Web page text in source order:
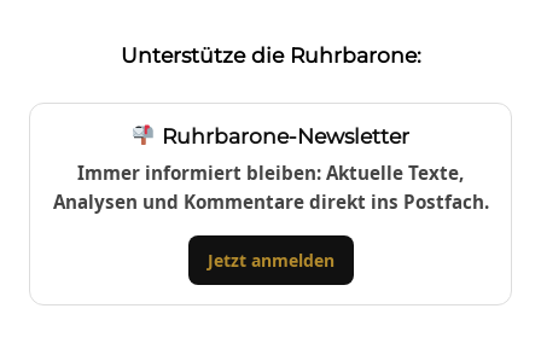
Unterstütze die Ruhrbarone:
Ruhrbarone-Newsletter
Immer informiert bleiben: Aktuelle Texte,
Analysen und Kommentare direkt ins Postfach.
Jetzt anmelden